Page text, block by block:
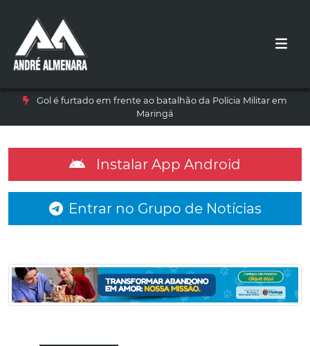
Gol é furtado em frente ao batalhão da Polícia Militar em
Maringá
Instalar App Android
Entrar no Grupo de Notícias